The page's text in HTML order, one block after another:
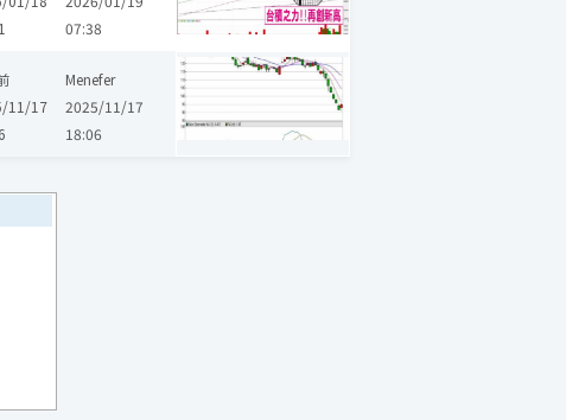
07:38
11/17
Menefer
2025/11/17
18:06